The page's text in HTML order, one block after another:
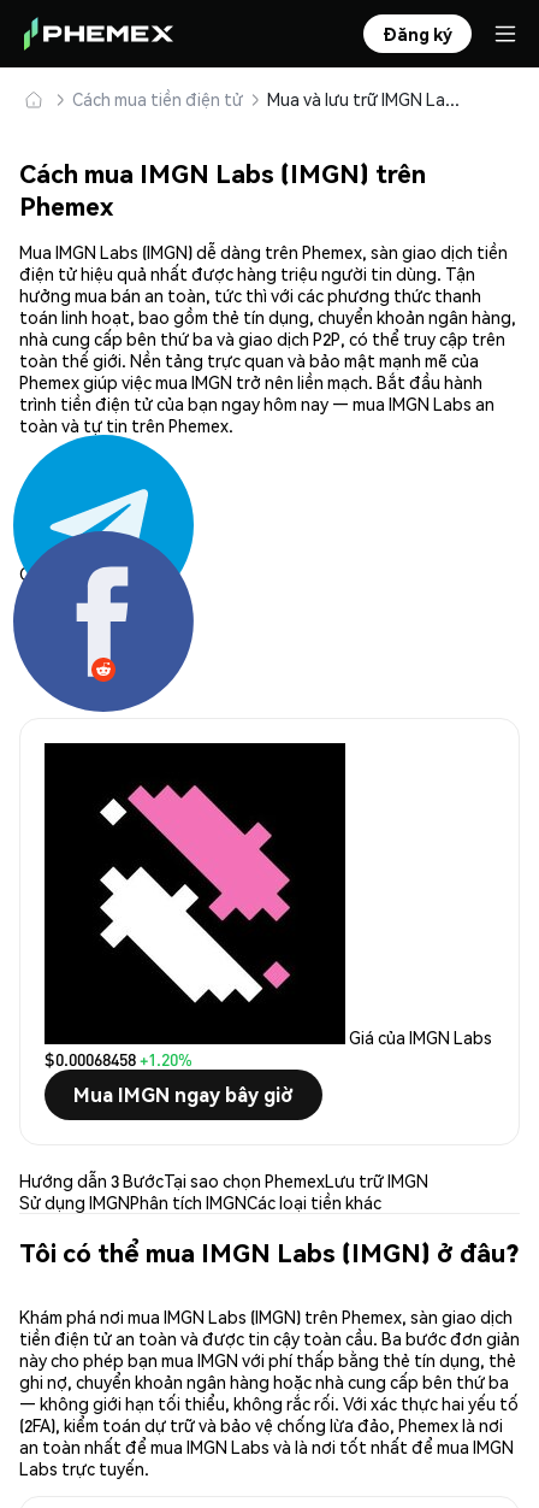
Đăng ký
Cách mua tiền điện tử Mua và lưu trữ IMGN Labs (IMGN) an toàn
Cách mua IMGN Labs (IMGN) trên
Phemex
Mua IMGN Labs (IMGN) dễ dàng trên Phemex, sàn giao dịch tiền
điện tử hiệu quả nhất được hàng triệu người tin dùng. Tận
hưởng mua bán an toàn, tức thì với các phương thức thanh
toán linh hoạt, bao gồm thẻ tín dụng, chuyển khoản ngân hàng,
nhà cung cấp bên thứ ba và giao dịch P2P, có thể truy cập trên
toàn thế giới. Nền tảng trực quan và bảo mật mạnh mẽ của
Phemex giúp việc mua IMGN trở nên liền mạch. Bắt đầu hành
trình tiền điện tử của bạn ngay hôm nay — mua IMGN Labs an
toàn và tự tin trên Phemex.
Chia sẻ:
Giá của IMGN Labs
$0.00068458+1.20%
Mua IMGN ngay bây giờ
Hướng dẫn 3 BướcTại sao chọn PhemexLưu trữ IMGN
Sử dụng IMGNPhân tích IMGNCác loại tiền khác
Tôi có thể mua IMGN Labs (IMGN) ở đâu?
Khám phá nơi mua IMGN Labs (IMGN) trên Phemex, sàn giao dịch
tiền điện tử an toàn và được tin cậy toàn cầu. Ba bước đơn giản
này cho phép bạn mua IMGN với phí thấp bằng thẻ tín dụng, thẻ
ghi nợ, chuyển khoản ngân hàng hoặc nhà cung cấp bên thứ ba
— không giới hạn tối thiểu, không rắc rối. Với xác thực hai yếu tố
(2FA), kiểm toán dự trữ và bảo vệ chống lừa đảo, Phemex là nơi
an toàn nhất để mua IMGN Labs và là nơi tốt nhất để mua IMGN
Labs trực tuyến.